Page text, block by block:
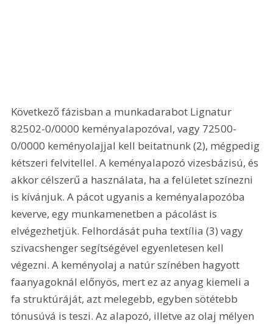
Következő fázisban a munkadarabot Lignatur
82502-0/0000 keményalapozóval, vagy 72500-
0/0000 keményolajjal kell beitatnunk (2), mégpedig
kétszeri felvitellel. A keményalapozó vizesbázisú, és
akkor célszerű a használata, ha a felületet színezni
is kívánjuk. A pácot ugyanis a keményalapozóba
keverve, egy munkamenetben a pácolást is
elvégezhetjük. Felhordását puha textília (3) vagy
szivacshenger segítségével egyenletesen kell
végezni. A keményolaj a natúr színében hagyott
faanyagoknál előnyös, mert ez az anyag kiemeli a
fa struktúráját, azt melegebb, egyben sötétebb
tónusúvá is teszi. Az alapozó, illetve az olaj mélyen